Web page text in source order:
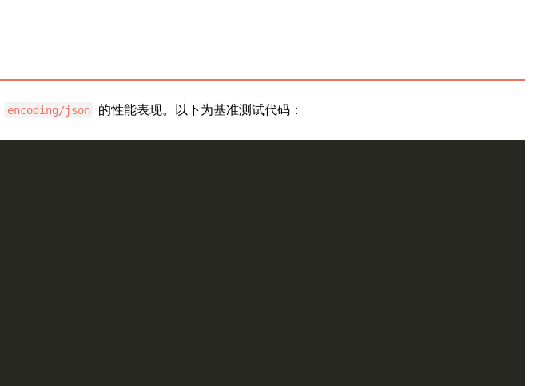
encoding/json 的性能表现。以下为基准测试代码：